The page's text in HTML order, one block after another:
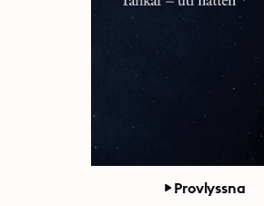
Provlyssna